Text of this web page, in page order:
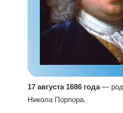
17 августа 1686 года—
Никола Порпора.